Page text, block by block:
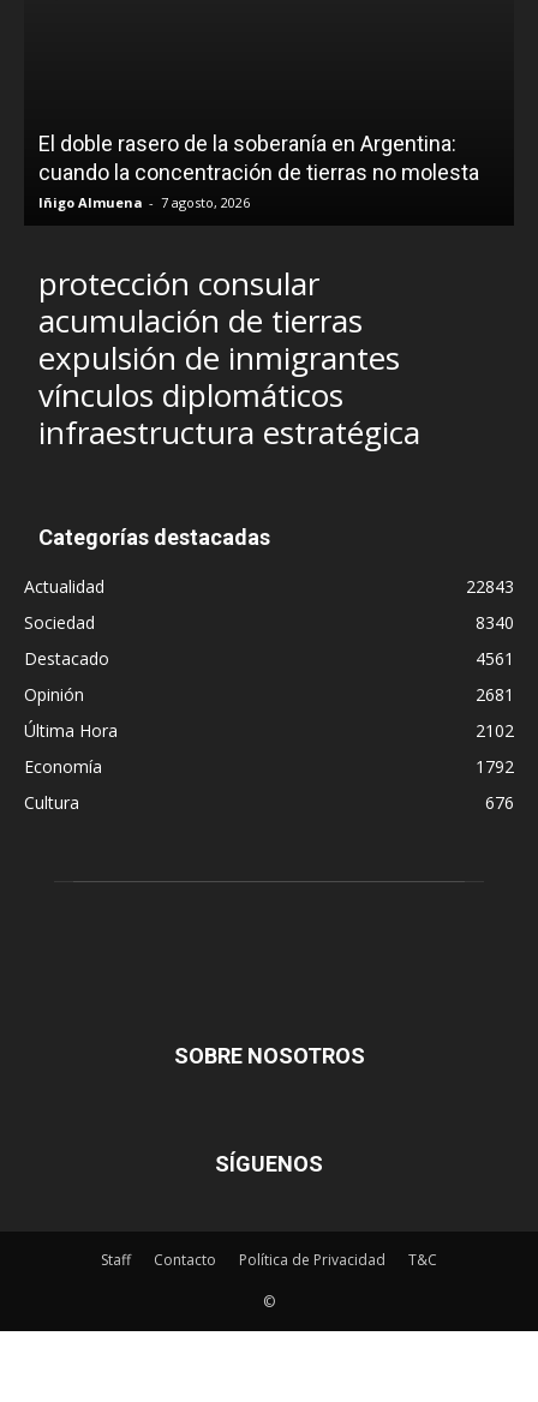
El doble rasero de la soberanía en Argentina:
cuando la concentración de tierras no molesta
Iñigo Almuena - 7 agosto, 2026
protección consular
acumulación de tierras
expulsión de inmigrantes
vínculos diplomáticos
infraestructura estratégica
Categorías destacadas
Actualidad
22843
Sociedad
8340
Destacado
4561
Opinión
2681
Última Hora
2102
Economía
1792
Cultura
676
SOBRE NOSOTROS
SÍGUENOS
Staff Contacto Política de Privacidad T&C
©